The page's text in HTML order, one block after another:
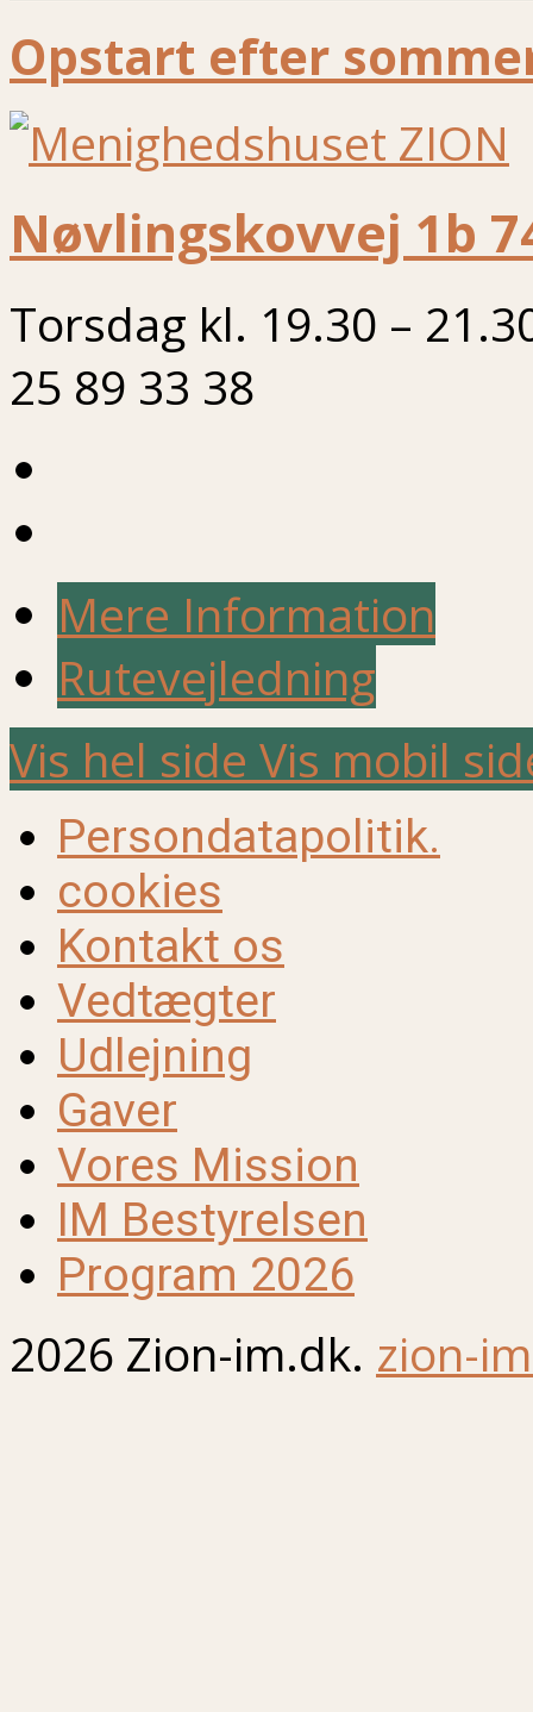
Opstart efter
Nøvlingskovvej 1b
Torsdag kl. 19.30 –
25 89 33 38
Mere Information
Rutevejledning
Vis hel side Vis mobil
Persondatapolitik.
cookies
Kontakt os
Vedtægter
Udlejning
Gaver
Vores Mission
IM Bestyrelsen
Program 2026
2026 Zion-im.dk. zion-